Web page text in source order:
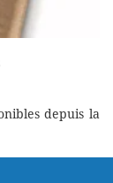
depuis la